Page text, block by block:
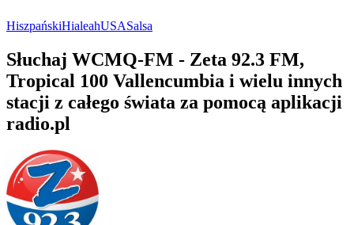
HiszpańskiHialeahUSASalsa
Słuchaj WCMQ-FM - Zeta 92.3 FM,
Tropical 100 Vallencumbia i wielu innych
stacji z całego świata za pomocą aplikacji
radio.pl